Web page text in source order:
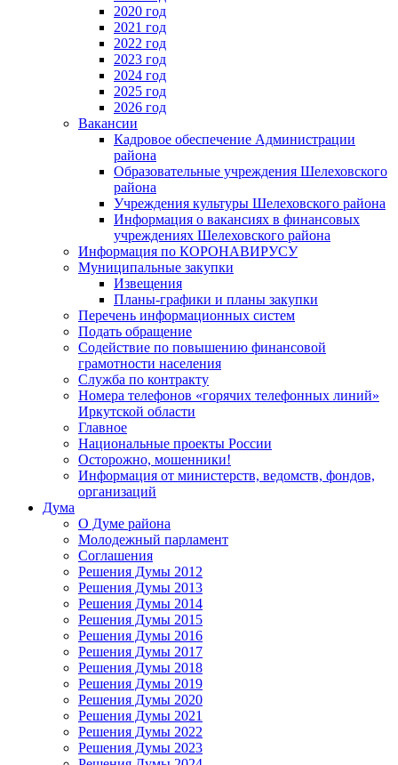
2020 год
2021 год
2022 год
2023 год
2024 год
2025 год
2026 год
Вакансии
Кадровое обеспечение Администрации
района
Образовательные учреждения Шелеховского
района
Учреждения культуры Шелеховского района
Информация о вакансиях в финансовых
учреждениях Шелеховского района
Информация по КОРОНАВИРУСУ
Муниципальные закупки
Извещения
Планы-графики и планы закупки
Перечень информационных систем
Подать обращение
Содействие по повышению финансовой
грамотности населения
Служба по контракту
Номера телефонов «горячих телефонных линий»
Иркутской области
Главное
Национальные проекты России
Осторожно, мошенники!
Информация от министерств, ведомств, фондов,
организаций
Дума
О Думе района
Молодежный парламент
Соглашения
Решения Думы 2012
Решения Думы 2013
Решения Думы 2014
Решения Думы 2015
Решения Думы 2016
Решения Думы 2017
Решения Думы 2018
Решения Думы 2019
Решения Думы 2020
Решения Думы 2021
Решения Думы 2022
Решения Думы 2023